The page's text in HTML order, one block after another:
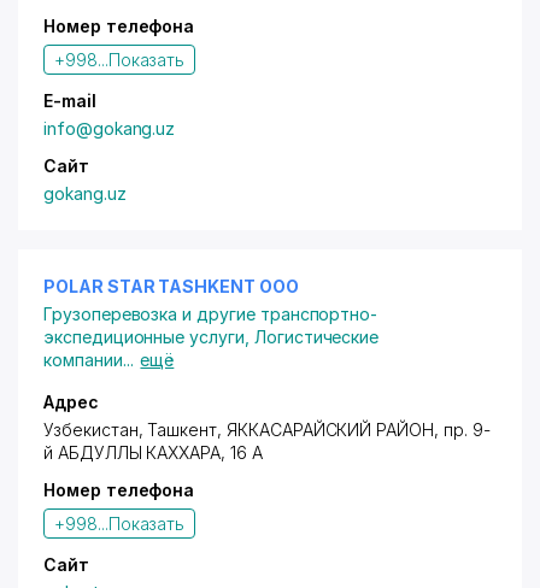
Номер телефона
+998...Показать
E-mail
info@gokang.uz
Сайт
gokang.uz
POLAR STAR TASHKENT ООО
Грузоперевозка и другие транспортно-
экспедиционные услуги Логистические
компании... ещё
Адрес
Узбекистан, Ташкент, ЯККАСАРАЙСКИЙ РАЙОН, пр. 9-
й АБДУЛЛЫ КАХХАРА, 16 А
Номер телефона
+998...Показать
Сайт